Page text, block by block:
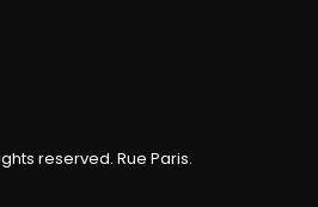
reserved. Rue Paris.